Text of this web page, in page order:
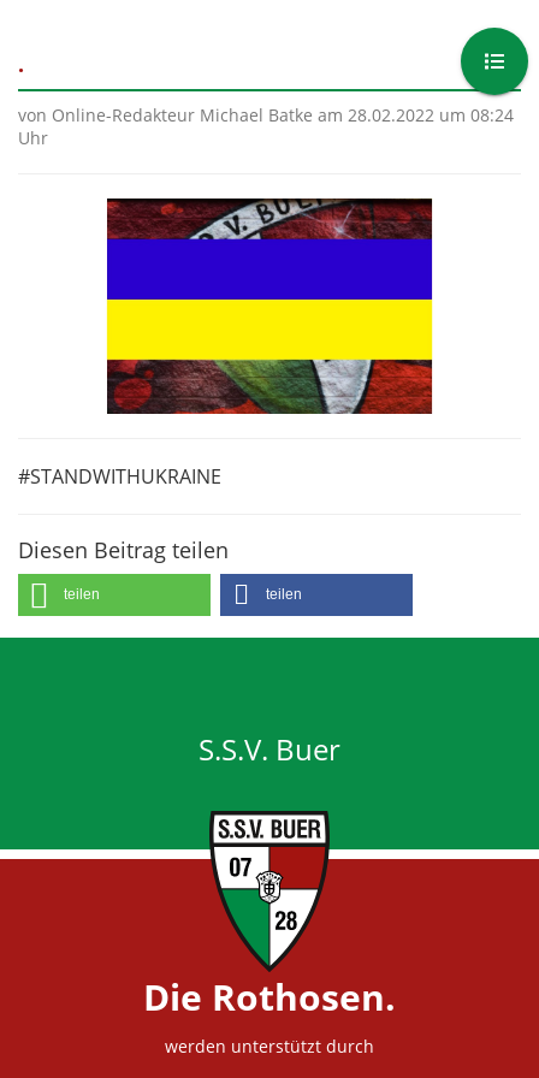
.
von Online-Redakteur Michael Batke am 28.02.2022 um 08:24
Uhr
#STANDWITHUKRAINE
Diesen Beitrag teilen
teilen teilen
S.S.V. Buer
Die Rothosen.
werden unterstützt durch